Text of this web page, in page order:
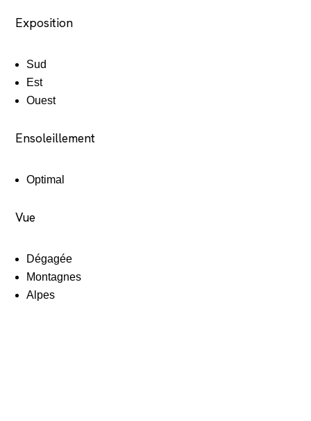
Exposition
Sud
Est
Ouest
Ensoleillement
Optimal
Vue
Dégagée
Montagnes
Alpes